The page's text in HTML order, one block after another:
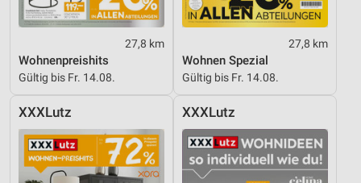
27,8 km
Wohnenpreishits
Gültig bis Fr. 14.08.
27,8 km
Wohnen Spezial
Gültig bis Fr. 14.08.
XXXLutz XXXLutz
Performance
Werbung